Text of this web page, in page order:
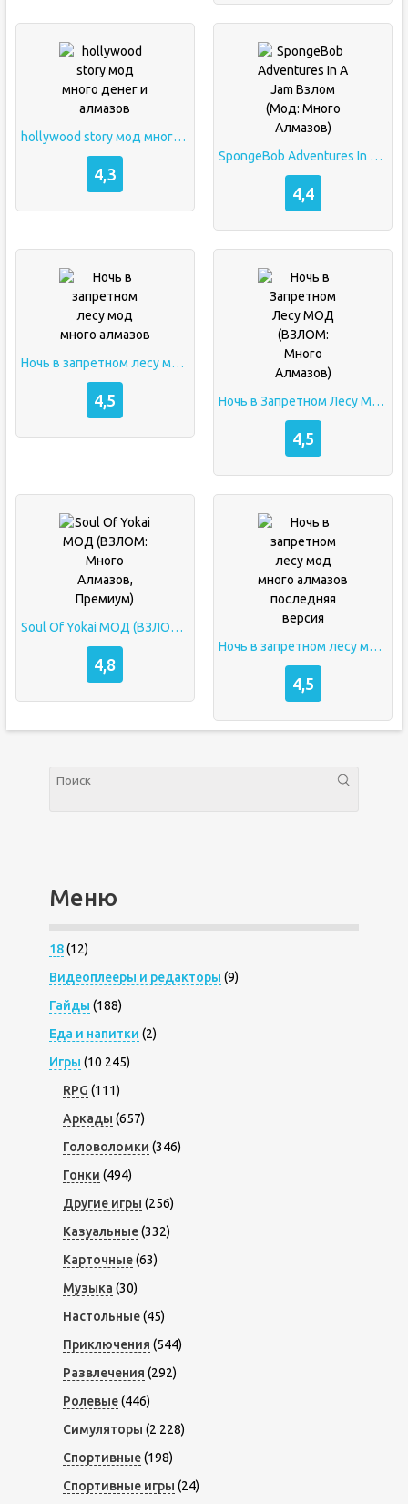
hollywood story мод много денег и алмазов
4,3
SpongeBob Adventures In A Jam Взлом (Мод: Много Алмазов)
4,4
Ночь в запретном лесу мод много алмазов
4,5 Ночь в Запретном Лесу МОД (ВЗЛОМ: Много Алмазов)
4,5
Soul Of Yokai МОД (ВЗЛОМ: Много Алмазов, Премиум)
4,8
Ночь в запретном лесу мод много алмазов последняя версия
4,5
Меню
18(12)
Видеоплееры и редакторы (9)
Гайды (188)
Еда и напитки (2)
Игры (10 245)
RPG (111)
Аркады (657)
Головоломки (346)
Гонки (494)
Другие игры (256)
Казуальные(332)
Карточные(63)
Музыка (30)
Настольные(45)
Приключения (544)
Развлечения (292)
Ролевые(446)
Симуляторы (2 228)
Спортивные(198)
Спортивные игры (24)